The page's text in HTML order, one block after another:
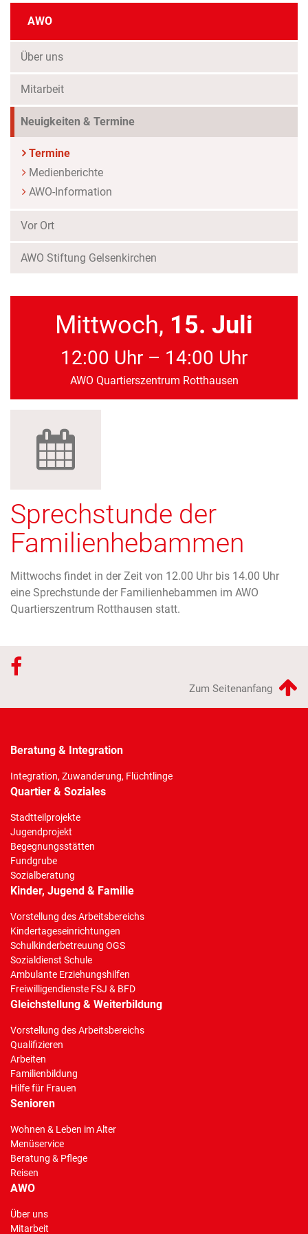
AWO
Über uns
Mitarbeit
Neuigkeiten & Termine
Termine
Medienberichte
AWO-Information
Vor Ort
AWO Stiftung Gelsenkirchen
Mittwoch, 15. Juli
12:00 Uhr – 14:00 Uhr
AWO Quartierszentrum Rotthausen
Sprechstunde der
Familienhebammen
Mittwochs findet in der Zeit von 12.00 Uhr bis 14.00 Uhr
eine Sprechstunde der Familienhebammen im AWO
Quartierszentrum Rotthausen statt.
Zum Seitenanfang
Beratung & Integration
Integration, Zuwanderung, Flüchtlinge
Quartier & Soziales
Stadtteilprojekte
Jugendprojekt
Begegnungsstätten
Fundgrube
Sozialberatung
Kinder, Jugend & Familie
Vorstellung des Arbeitsbereichs
Kindertageseinrichtungen
Schulkinderbetreuung OGS
Sozialdienst Schule
Ambulante Erziehungshilfen
Freiwilligendienste FSJ & BFD
Gleichstellung & Weiterbildung
Vorstellung des Arbeitsbereichs
Qualifizieren
Arbeiten
Familienbildung
Hilfe für Frauen
Senioren
Wohnen & Leben im Alter
Menüservice
Beratung & Pflege
Reisen
AWO
Über uns
Mitarbeit